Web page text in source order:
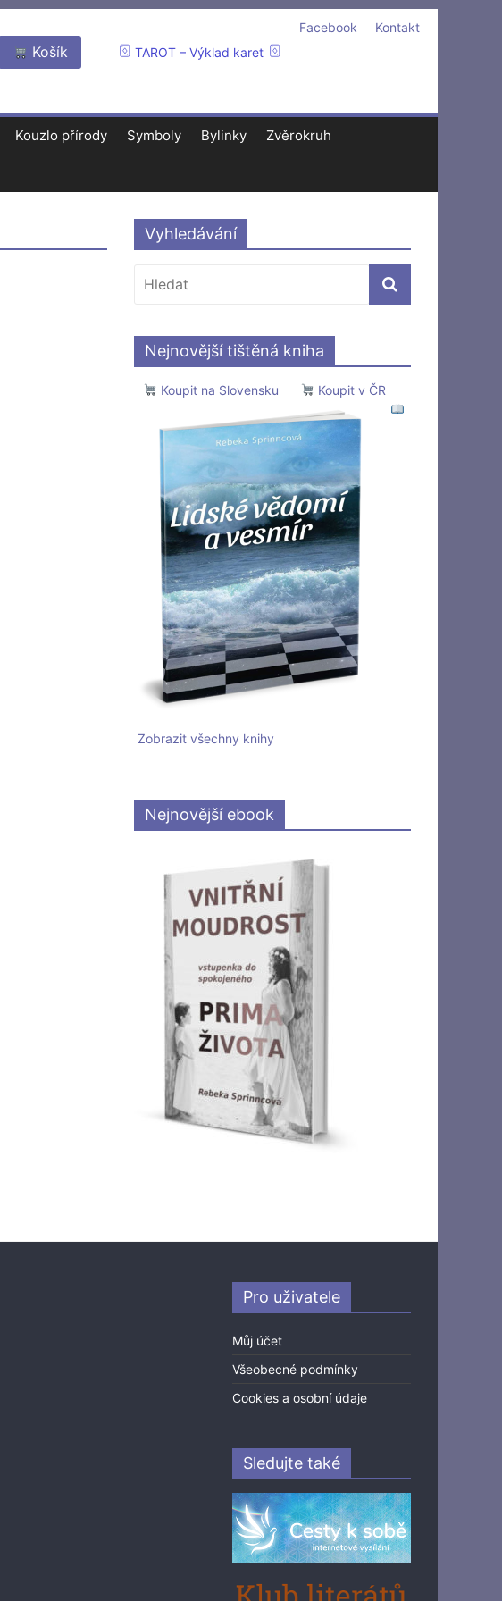
Kontakt
Facebook
TAROT – Výklad karet
Košík
Kouzlo přírody Symboly Bylinky Zvěrokruh
Vyhledávání
Nejnovější tištěná kniha
Koupit na Slovensku Koupit v ČR
Zobrazit všechny knihy
Nejnovější ebook
Pro uživatele
Můj účet
Všeobecné podmínky
Cookies a osobní údaje
Sledujte také